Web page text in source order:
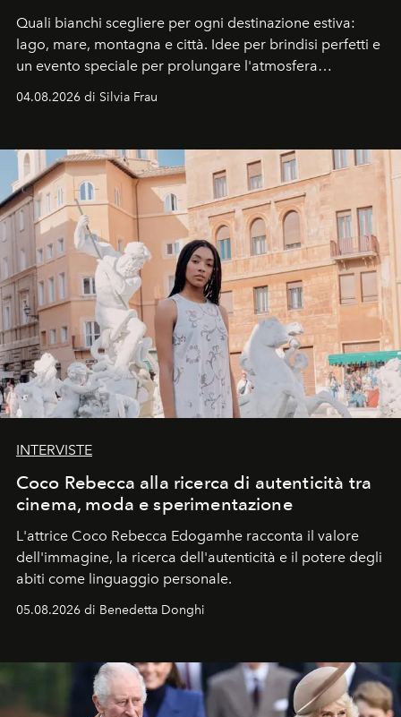
Quali bianchi scegliere per ogni destinazione estiva:
lago, mare, montagna e città. Idee per brindisi perfetti e
un evento speciale per prolungare l'atmosfera
04.08.2026 di Silvia Frau
INTERVISTE
Coco Rebecca alla ricerca di autenticità tra
cinema, moda e sperimentazione
L'attrice Coco Rebecca Edogamhe racconta il valore
dell'immagine, la ricerca dell'autenticità e il potere degli
abiti come linguaggio personale.
05.08.2026 di Benedetta Donghi